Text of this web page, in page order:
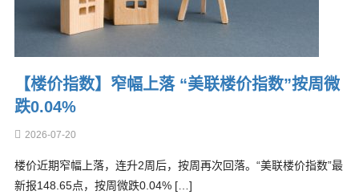
【楼价指数】窄幅上落 “美联楼价指数”按周微
跌0.04%
2026-07-20
楼价近期窄幅上落，连升2周后，按周再次回落。“美联楼价指数”最
新报148.65点，按周微跌0.04% […]